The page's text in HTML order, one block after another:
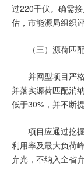
过220千伏。确需
估，市能源局组织
（三）源荷匹
并网型项目严
并落实源荷匹配消
低于30%，并不断
项目应通过挖
利用率及最大负荷
弃光，不纳入全省